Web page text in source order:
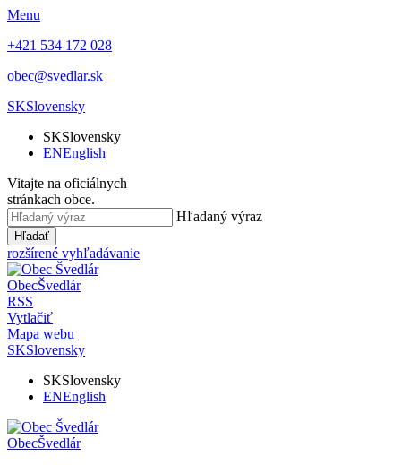
Menu
+421 534 172 028
obec@svedlar.sk
SKSlovensky
SKSlovensky
ENEnglish
Vitajte na oficiálnych
stránkach obce.
Hľadaný výraz
Hľadať
rozšírené vyhľadávanie
ObecŠvedlár
RSS
Vytlačiť
Mapa webu
SKSlovensky
SKSlovensky
ENEnglish
ObecŠvedlár